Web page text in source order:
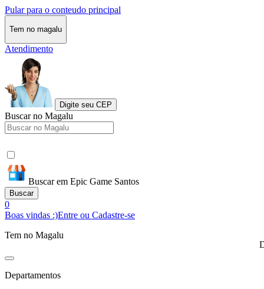
Pular para o conteudo principal
Tem no magalu
Atendimento
Digite seu CEP
Buscar no Magalu
Buscar em Epic Game Santos
Buscar
0
Boas vindas :)Entre ou Cadastre-se
Tem no Magalu
Departamentos